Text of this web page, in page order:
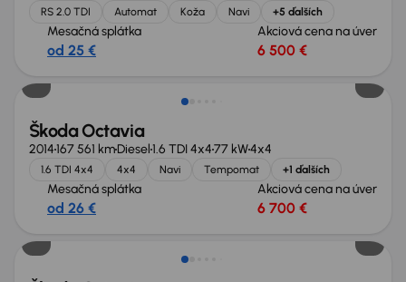
RS 2.0 TDI Automat Koža Navi +5 ďalších
Mesačná splátka
od 25 €
Akciová cena na úver
6 500 €
Škoda Octavia
2014167 561 kmDiesel1.6 TDI 4x477 kW4x4
1.6 TDI 4x4 4x4 Navi Tempomat +1 ďalších
Mesačná splátka
od 26 €
Akciová cena na úver
6 700 €
Zlacnené o 900 €